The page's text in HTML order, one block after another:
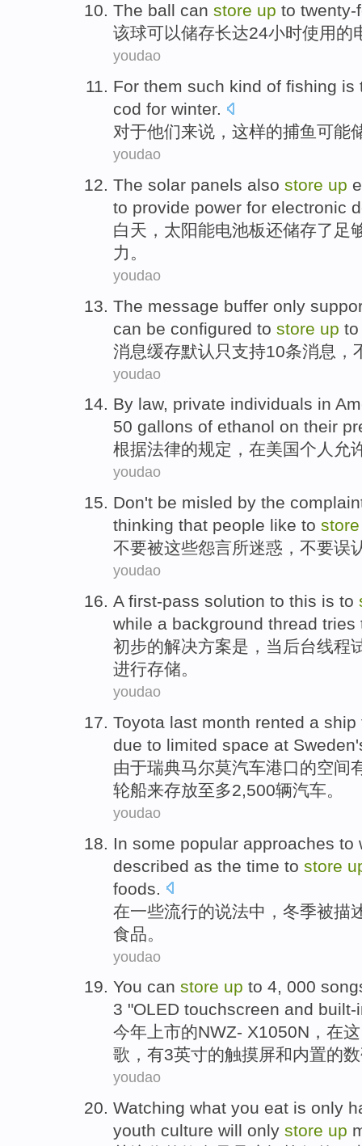
The ball can store up to twenty-
该球可以储存长达24小时使用的
youdao
For them such kind of fishing is
cod for winter.
对于他们来说， 这样的捕鱼可能
youdao
The solar panels also store up
to provide power for electronic
白天 ， 太阳能电池板还储存了 足
力 。
youdao
The message buffer only
can be configured to store up
消息缓存默认 只 支持10条消息 ，
youdao
By law, private individuals in
50 gallons of ethanol on their
根据法律的规定， 在美国个人 允
youdao
Don't be misled by the
thinking that people like to
不要被这些怨言所迷惑，不要误
youdao
A first-pass solution to this is to
while a background thread tries
初步的解决方案是 ， 当 后台线程
进行存储。
youdao
Toyota last month rented a ship
due to limited space at Sweden
由于瑞典马尔莫汽车港口的空间
轮船来存放至多2,500辆汽车。
youdao
In some popular approaches to
described as the time to store
foods
在一些流行的说法中 ， 冬季被描
食品 。
youdao
You can store up to 4, 000
3 "OLED touchscreen and built-
今年上市的NWZ- X1050N ， 在这
歌 ， 有3英寸的触摸屏和内置的
youdao
Watching what you eat is only
youth culture will only store up